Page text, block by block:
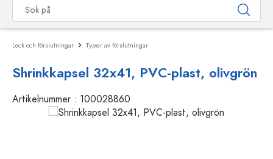
Lock och förslutningar Typer av förslutningar
Shrinkkapsel 32x41, PVC-plast, olivgrön
Artikelnummer : 100028860